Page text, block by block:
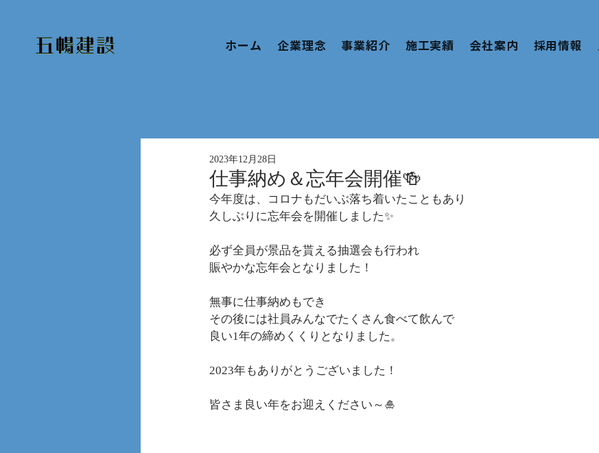
ホーム 企業理念 事業紹介 施工実績 会社案内 採用情報
仕事納め＆忘年会開催🍻
2023年12月28日
今年度は、コロナもだいぶ落ち着いたこともあり
久しぶりに忘年会を開催しました✨
必ず全員が景品を貰える抽選会も行われ
賑やかな忘年会となりました！
無事に仕事納めもでき
その後には社員みんなでたくさん食べて飲んで
良い1年の締めくくりとなりました。
2023年もありがとうございました！
皆さま良い年をお迎えください～🎍